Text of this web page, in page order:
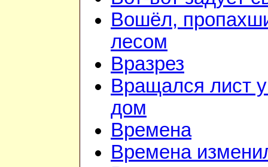
Вошёл,
лесом
Вразрез
Вращался лист
дом
Времена
Времена